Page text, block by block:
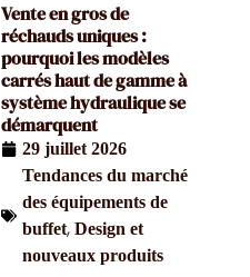
Vente en gros de
réchauds uniques :
pourquoi les modèles
carrés haut de gamme à
système hydraulique se
démarquent
29 juillet 2026
Tendances du marché
des équipements de
buffet, Design et
nouveaux produits